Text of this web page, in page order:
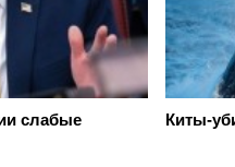
слабые Киты-